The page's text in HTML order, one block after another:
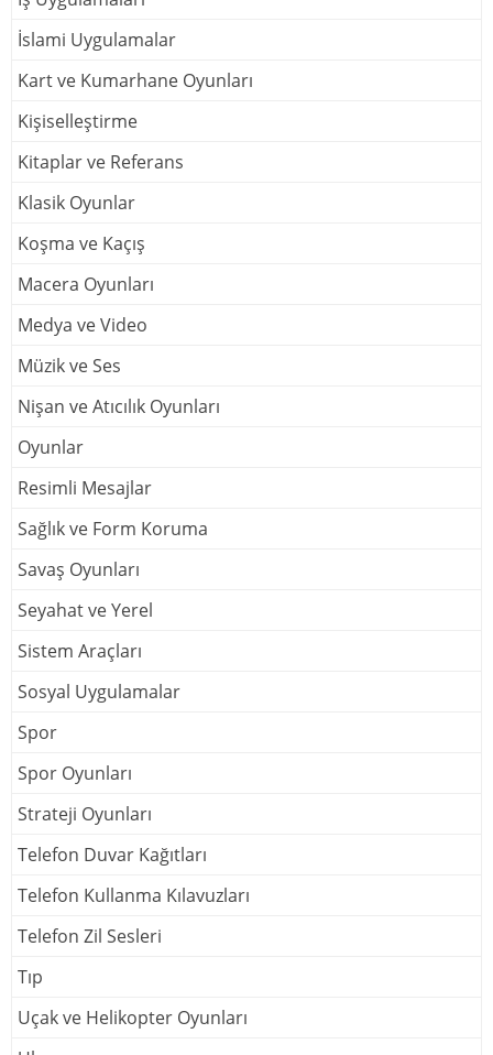
İslami Uygulamalar
Kart ve Kumarhane Oyunları
Kişiselleştirme
Kitaplar ve Referans
Klasik Oyunlar
Koşma ve Kaçış
Macera Oyunları
Medya ve Video
Müzik ve Ses
Nişan ve Atıcılık Oyunları
Oyunlar
Resimli Mesajlar
Sağlık ve Form Koruma
Savaş Oyunları
Seyahat ve Yerel
Sistem Araçları
Sosyal Uygulamalar
Spor
Spor Oyunları
Strateji Oyunları
Telefon Duvar Kağıtları
Telefon Kullanma Kılavuzları
Telefon Zil Sesleri
Tıp
Uçak ve Helikopter Oyunları